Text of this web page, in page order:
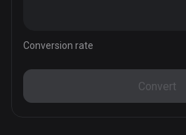
Conversion rate
Convert